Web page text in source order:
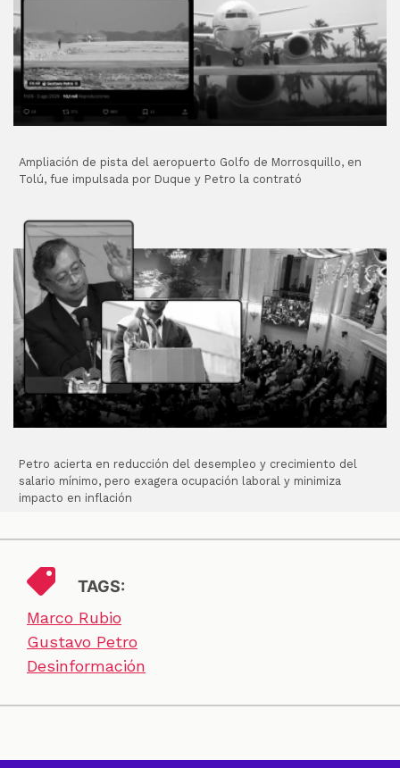
Ampliación de pista del aeropuerto Golfo de Morrosquillo, en
Tolú, fue impulsada por Duque y Petro la contrató
Petro acierta en reducción del desempleo y crecimiento del
salario mínimo, pero exagera ocupación laboral y minimiza
impacto en inflación
TAGS:
Marco Rubio
Gustavo Petro
Desinformación